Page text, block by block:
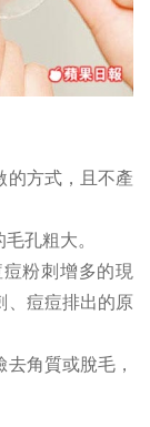
的方式，且不產
孔粗大。
粉刺增多的現
、痘痘排出的原
角質或脫毛，